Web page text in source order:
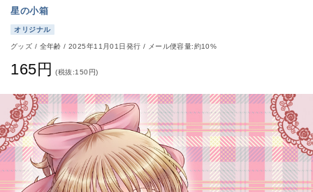
星の小箱
オリジナル
グッズ / 全年齢/2025年11月01日発行 / メール便容量:約10%
165円 (税抜:150円)